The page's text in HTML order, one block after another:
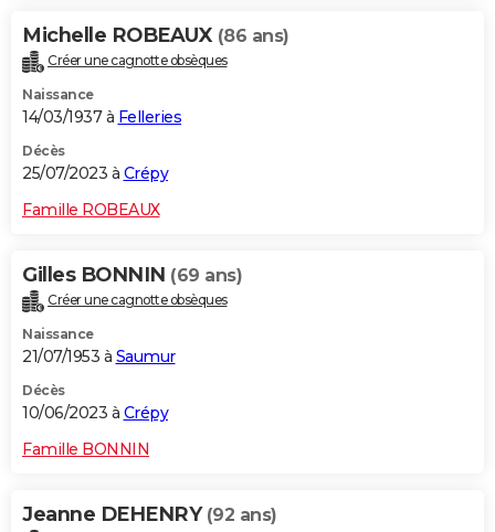
Michelle ROBEAUX (86 ans)
Créer une cagnotte obsèques
Naissance
14/03/1937 à Felleries
Décès
25/07/2023 à Crépy
Famille ROBEAUX
Gilles BONNIN (69 ans)
Créer une cagnotte obsèques
Naissance
21/07/1953 à Saumur
Décès
10/06/2023 à Crépy
Famille BONNIN
Jeanne DEHENRY (92 ans)